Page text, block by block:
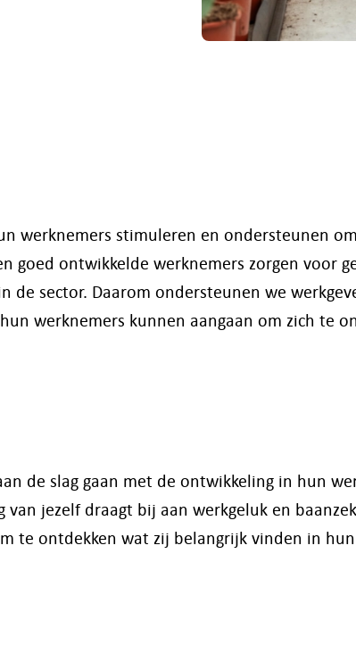
werknemers stimuleren en ondersteunen
goed ontwikkelde werknemers zorgen voor
de sector. Daarom ondersteunen we
werknemers kunnen aangaan om zich te
de slag gaan met de ontwikkeling in hun
jezelf draagt bij aan werkgeluk en
te ontdekken wat zij belangrijk vinden in